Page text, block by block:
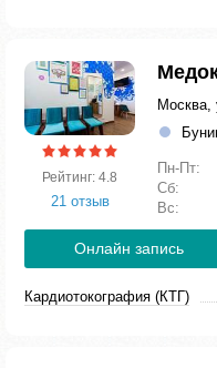
Рейтинг: 4.8
21 отзыв
Москва,
Пн-Пт:
Сб:
Вс:
Онлайн запись
Кардиотокография (КТГ)